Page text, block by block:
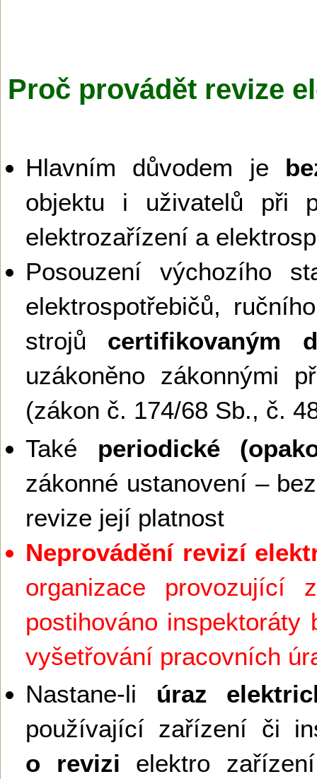
Proč provádět revize
Hlavním důvodem je
objektu i uživatelů při
elektrozařízení a
Posouzení výchozího
elektrospotřebičů,
strojů certifikovaným
uzákoněno zákonnými
(zákon č. 174/68 Sb., č.
Také periodické
zákonné ustanovení –
revize její platnost
Neprovádění revizí
organizace
postihováno
vyšetřování pracovních
Nastane-li úraz
používající zařízení či
o revizi elektro